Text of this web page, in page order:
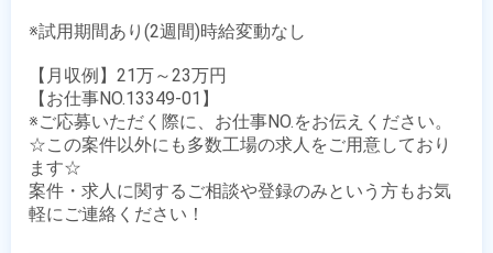
※試用期間あり(2週間)時給変動なし
【月収例】21万～23万円
【お仕事NO.13349-01】
※ご応募いただく際に、お仕事NO.をお伝えください。
☆この案件以外にも多数工場の求人をご用意しており
ます☆
案件・求人に関するご相談や登録のみという方もお気
軽にご連絡ください！